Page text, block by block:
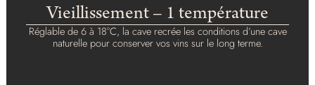
Vieillissement – 1 température
Réglable de 6 à 18°C, la cave recrée les conditions d’une cave
naturelle pour conserver vos vins sur le long terme.